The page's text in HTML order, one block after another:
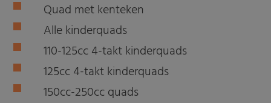
Quad met kenteken
Alle kinderquads
110-125cc 4-takt kinderquads
125cc 4-takt kinderquads
150cc-250cc quads